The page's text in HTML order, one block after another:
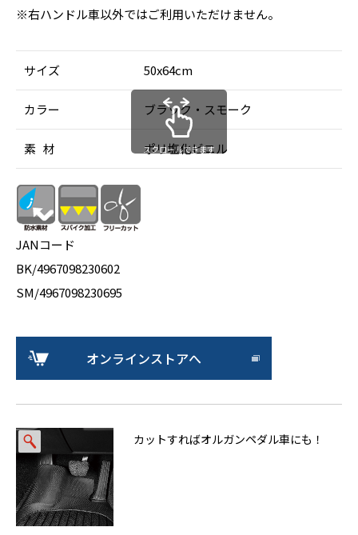
※右ハンドル車以外ではご利用いただけません。
サイズ 50x64cm
カラー ブラック・スモーク
素 材 ポリ塩化ビニル
スクロールできます
JANコード
BK/4967098230602
SM/4967098230695
オンラインストアへ
カットすればオルガンペダル車にも！